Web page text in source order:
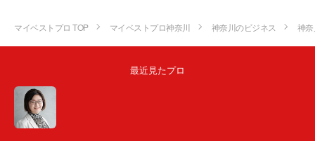
マイベストプロ TOP マイベストプロ神奈川 神奈川のビジネス 神
最近見たプロ